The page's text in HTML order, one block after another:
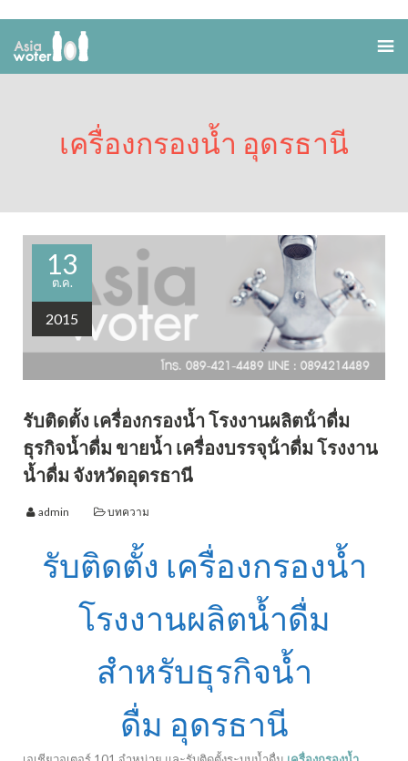
เครื่องกรองน้ำ อุดรธานี
13
ต.ค.
2015
รับติดตั้ง เครื่องกรองน้ำ โรงงานผลิตน้ําดื่ม
ธุรกิจน้ำดื่ม ขายน้ำ เครื่องบรรจุน้ําดื่ม โรงงาน
น้ำดื่ม จังหวัดอุดรธานี
admin บทความ
รับติดตั้ง เครื่องกรองน้ำ
โรงงานผลิตน้ำดื่ม
สำหรับธุรกิจน้ำ
ดื่ม อุดรธานี